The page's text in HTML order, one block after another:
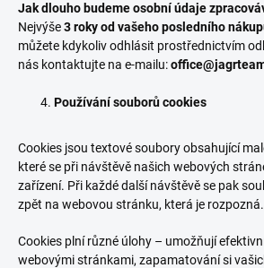
Jak dlouho budeme osobní údaje
Nejvýše3 roky od vašeho posledního
můžete kdykoliv odhlásit prostřednictvím
nás kontaktujte na e-mailu:
Používání souborů cookies
Cookies jsou textové soubory obsahující
které se při návštěvě našich webových
zařízení. Při každé další návštěvě se pak
zpět na webovou stránku, která je rozpozná.
Cookies plní různé úlohy – umožňují
webovými stránkami, zapamatování si